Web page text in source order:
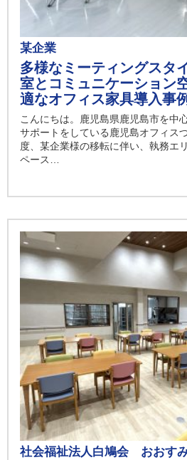
某企業
多様なミーティングスタ
室とコミュニケーション
適なオフィス家具導入事
こんにちは。鹿児島県鹿児島市を中
サポートをしている鹿児島オフィス
度、某企業様の移転に伴い、執務エ
ペース…
社会福祉法人白鳩会 おおす